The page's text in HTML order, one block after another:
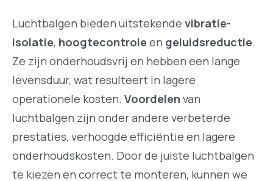
Luchtbalgen bieden uitstekende vibratie-
isolatie, hoogtecontrole en geluidsreductie.
Ze zijn onderhoudsvrij en hebben een lange
levensduur, wat resulteert in lagere
operationele kosten. Voordelen van
luchtbalgen zijn onder andere verbeterde
prestaties, verhoogde efficiëntie en lagere
onderhoudskosten. Door de juiste luchtbalgen
te kiezen en correct te monteren, kunnen we